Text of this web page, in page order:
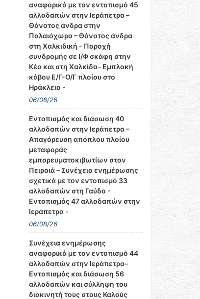
αναφορικά με τον εντοπισμό 45
αλλοδαπών στην Ιεράπετρα –
Θάνατος άνδρα στην
Παλαιόχωρα – Θάνατος άνδρα
στη Χαλκιδική - Παροχή
συνδρομής σε Ι/Φ σκάφη στην
Κέα και στη Χαλκίδα– Εμπλοκή
κάβου Ε/Γ-Ο/Γ πλοίου στο
Ηράκλειο -
06/08/26
Εντοπισμός και διάσωση 40
αλλοδαπών στην Ιεράπετρα –
Απαγόρευση απόπλου πλοίου
μεταφοράς
εμπορευματοκιβωτίων στον
Πειραιά – Συνέχεια ενημέρωσης
σχετικά με τον εντοπισμό 33
αλλοδαπών στη Γαύδο -
Εντοπισμός 47 αλλοδαπών στην
Ιεράπετρα -
06/08/26
Συνέχεια ενημέρωσης
αναφορικά με τον εντοπισμό 44
αλλοδαπών στην Ιεράπετρα–
Εντοπισμός και διάσωση 56
αλλοδαπών και σύλληψη του
διακινητή τους στους Καλούς